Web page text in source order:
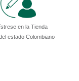
en la Tienda
estado Colombiano